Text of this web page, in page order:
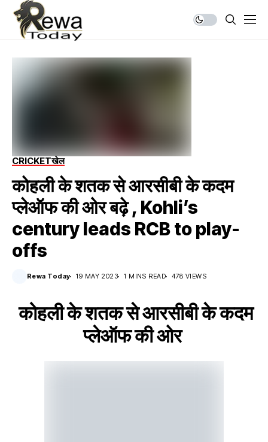
CRICKETखेल
कोहली के शतक से आरसीबी के कदम
प्लेऑफ की ओर बढ़े , Kohli’s
century leads RCB to play-
offs
Rewa Today 19 MAY 2023 1 MINS READ 478 VIEWS
कोहली के शतक से आरसीबी के कदम
प्लेऑफ की ओर